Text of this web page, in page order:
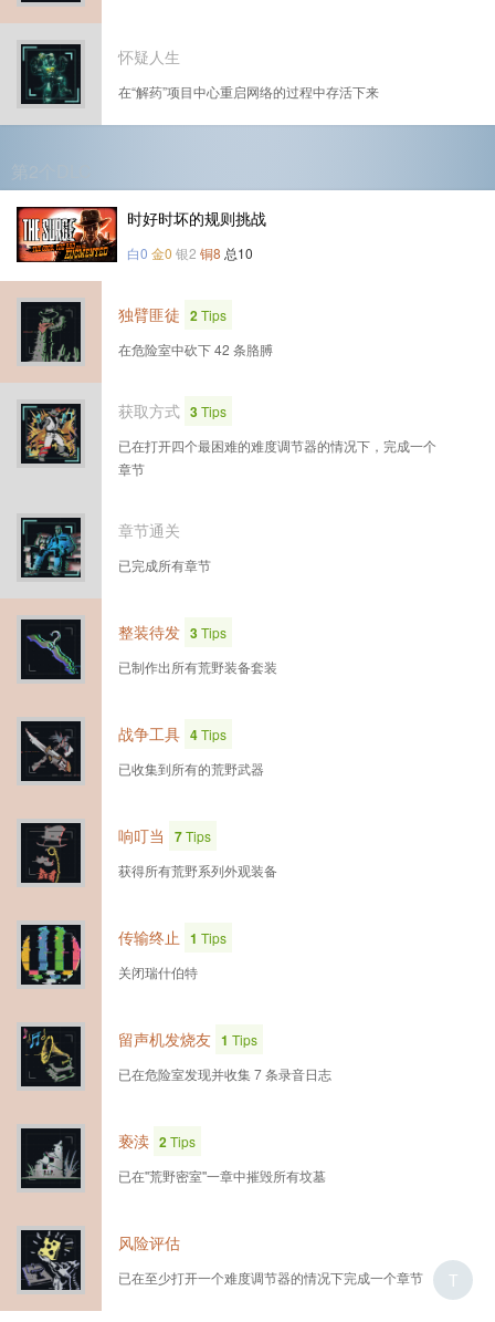
怀疑人生
在“解药”项目中心重启网络的过程中存活下来
时好时坏的规则挑战
白0 金0 银2 铜8 总10
独臂匪徒 2Tips
在危险室中砍下 42 条胳膊
获取方式 3Tips
已在打开四个最困难的难度调节器的情况下，完成一个
章节
章节通关
已完成所有章节
整装待发 3Tips
已制作出所有荒野装备套装
战争工具 4Tips
已收集到所有的荒野武器
响叮当 7Tips
获得所有荒野系列外观装备
传输终止 1 Tips
关闭瑞什伯特
留声机发烧友 1 Tips
已在危险室发现并收集 7 条录音日志
亵渎 2Tips
已在''荒野密室''一章中摧毁所有坟墓
风险评估
已在至少打开一个难度调节器的情况下完成一个章节 T